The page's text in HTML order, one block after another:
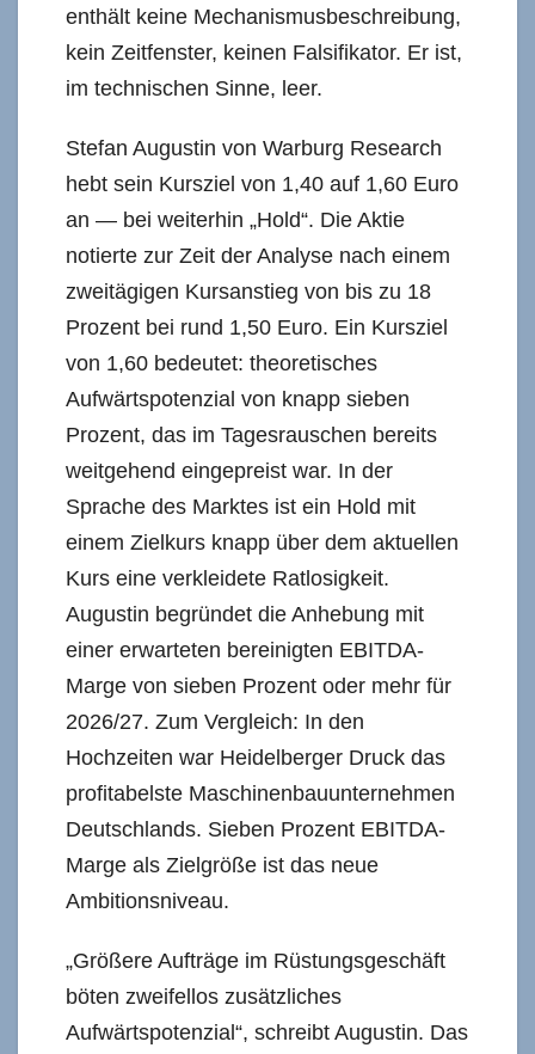
enthält keine Mechanismusbeschreibung,
kein Zeitfenster, keinen Falsifikator. Er ist,
im technischen Sinne, leer.
Stefan Augustin von Warburg Research
hebt sein Kursziel von 1,40 auf 1,60 Euro
an — bei weiterhin „Hold“. Die Aktie
notierte zur Zeit der Analyse nach einem
zweitägigen Kursanstieg von bis zu 18
Prozent bei rund 1,50 Euro. Ein Kursziel
von 1,60 bedeutet: theoretisches
Aufwärtspotenzial von knapp sieben
Prozent, das im Tagesrauschen bereits
weitgehend eingepreist war. In der
Sprache des Marktes ist ein Hold mit
einem Zielkurs knapp über dem aktuellen
Kurs eine verkleidete Ratlosigkeit.
Augustin begründet die Anhebung mit
einer erwarteten bereinigten EBITDA-
Marge von sieben Prozent oder mehr für
2026/27. Zum Vergleich: In den
Hochzeiten war Heidelberger Druck das
profitabelste Maschinenbauunternehmen
Deutschlands. Sieben Prozent EBITDA-
Marge als Zielgröße ist das neue
Ambitionsniveau.
„Größere Aufträge im Rüstungsgeschäft
böten zweifellos zusätzliches
Aufwärtspotenzial“, schreibt Augustin. Das